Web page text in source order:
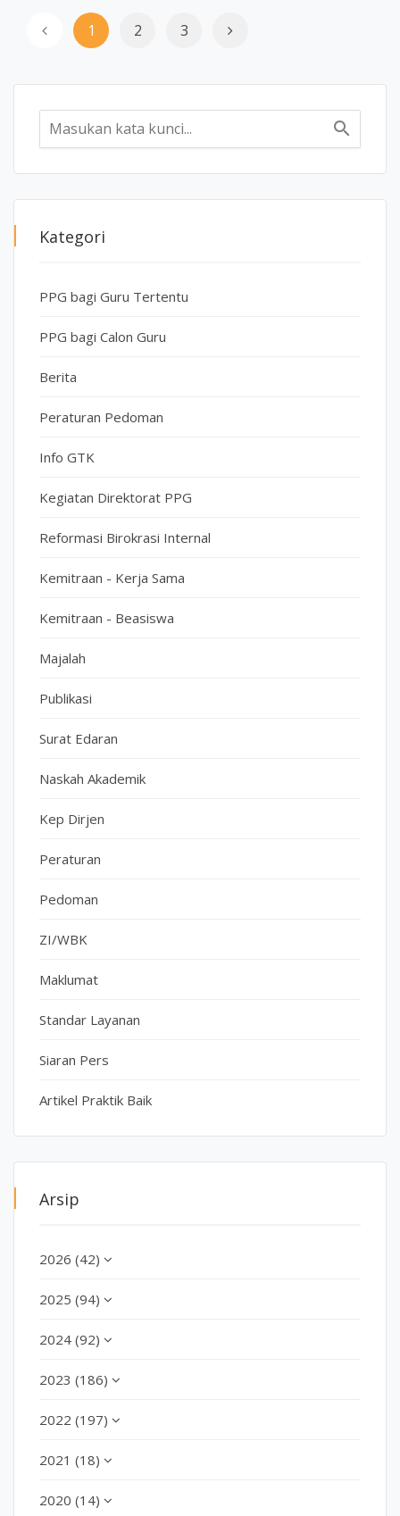
1 2 3
search
Kategori
PPG bagi Guru Tertentu
PPG bagi Calon Guru
Berita
Peraturan Pedoman
Info GTK
Kegiatan Direktorat PPG
Reformasi Birokrasi Internal
Kemitraan - Kerja Sama
Kemitraan - Beasiswa
Majalah
Publikasi
Surat Edaran
Naskah Akademik
Kep Dirjen
Peraturan
Pedoman
ZI/WBK
Maklumat
Standar Layanan
Siaran Pers
Artikel Praktik Baik
Arsip
2026 (42)
2025 (94)
2024 (92)
2023 (186)
2022 (197)
2021 (18)
2020 (14)